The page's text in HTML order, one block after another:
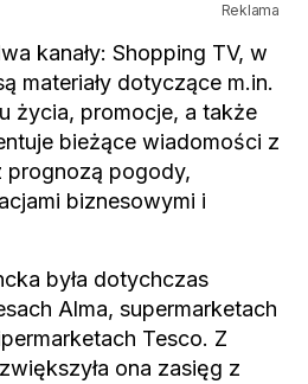
Reklama
kanały: Shopping TV, w
materiały dotyczące m.in.
życia, promocje, a także
bieżące wiadomości z
prognozą pogody,
biznesowymi i
była dotychczas
Alma, supermarketach
Tesco. Z
ona zasięg z